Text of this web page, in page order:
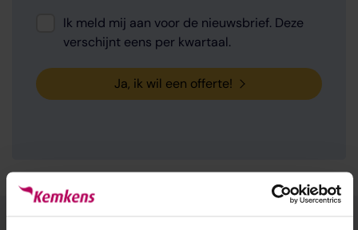
ConsentIk meld mij aan voor de nieuwsbrief. Deze
verschijnt eens per kwartaal.
Ja, ik wil een offerte!